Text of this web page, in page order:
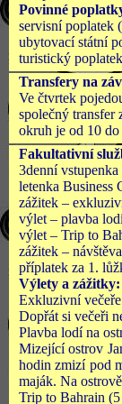
Povinné
servisní poplatek
ubytovací státní
turistický
Transfery na
Ve čtvrtek
společný transfer
okruh je od 10
Fakultativní
3denní
letenka Business
zážitek –
výlet – plavba
výlet – Trip to
zážitek –
příplatek za 1.
Výlety a zážitky:
Exkluzivní
Dopřát si večeři
Plavba lodí na
Mizející ostrov
hodin zmizí pod
maják. Na
Trip to Bahrain